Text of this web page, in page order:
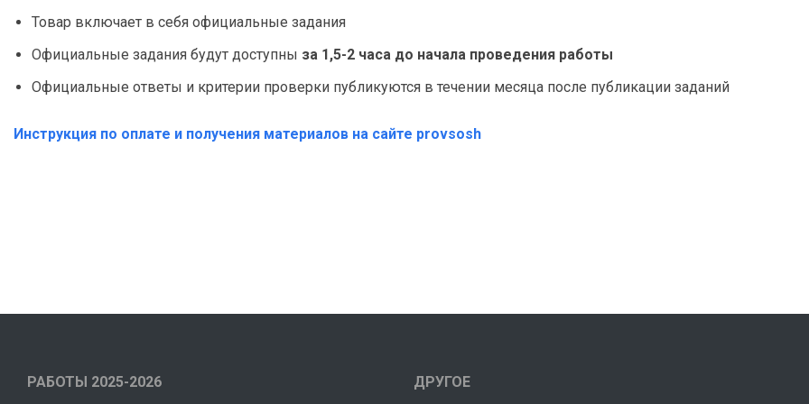
Товар включает в себя официальные задания
Официальные задания будут доступны за 1,5-2 часа до начала проведения работы
Официальные ответы и критерии проверки публикуются в течении месяца после публикации заданий
Инструкция по оплате и получения материалов на сайте provsosh
РАБОТЫ 2025-2026 ДРУГОЕ